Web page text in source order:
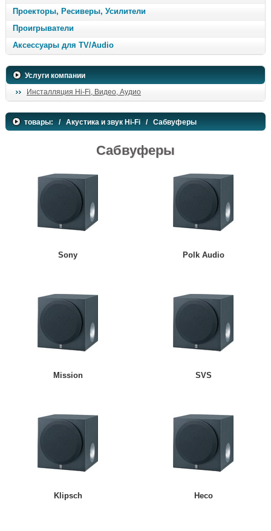
Проекторы, Ресиверы, Усилители
Проигрыватели
Аксессуары для TV/Audio
Услуги компании
Инсталляция Hi-Fi, Видео, Аудио
товары: / Акустика и звук Hi-Fi / Сабвуферы
Сабвуферы
Sony Polk Audio
Mission SVS
Klipsch Heco